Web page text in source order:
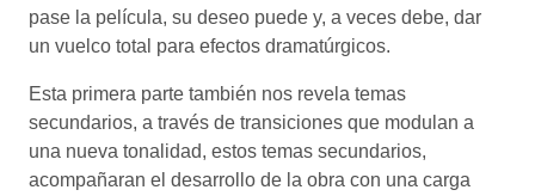
pase la película, su deseo puede y, a veces debe, dar
un vuelco total para efectos dramatúrgicos.
Esta primera parte también nos revela temas
secundarios, a través de transiciones que modulan a
una nueva tonalidad, estos temas secundarios,
acompañaran el desarrollo de la obra con una carga